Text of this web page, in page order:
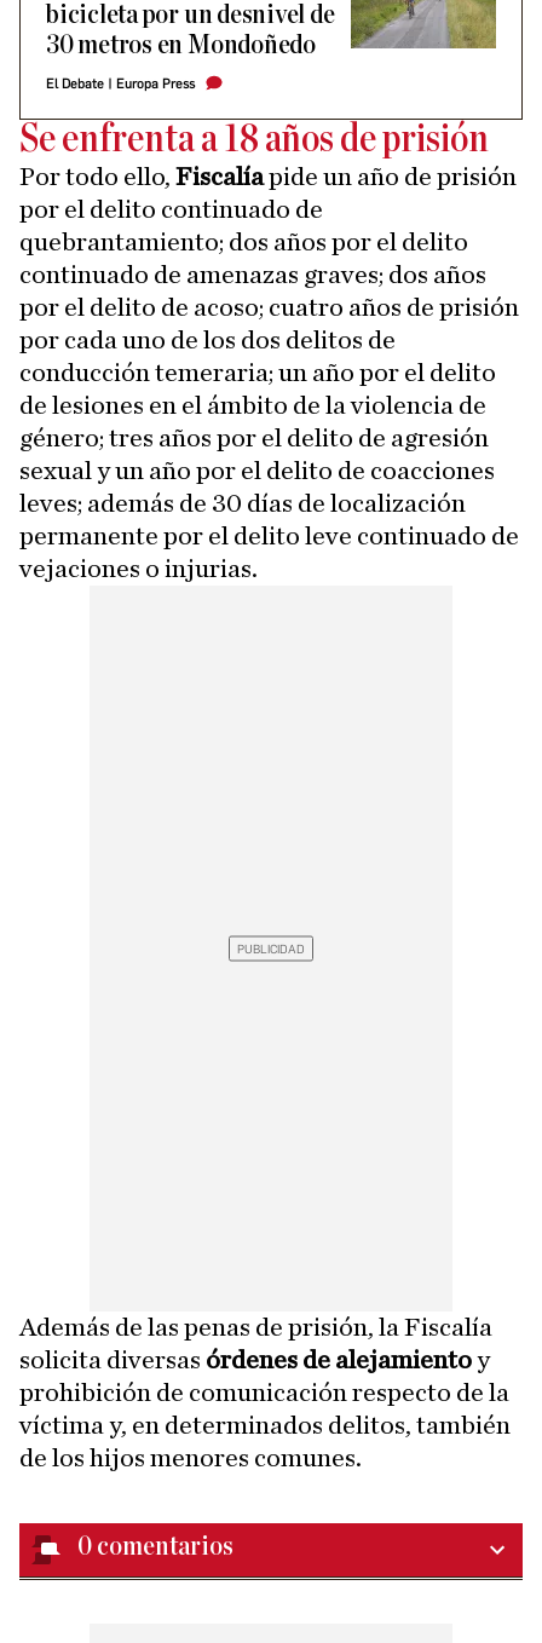
bicicleta por un desnivel de
30 metros en Mondoñedo
El Debate | Europa Press
Se enfrenta a 18 años de prisión
Por todo ello, Fiscalíapide un año de prisión
por el delito continuado de
quebrantamiento; dos años por el delito
continuado de amenazas graves; dos años
por el delito de acoso; cuatro años de prisión
por cada uno de los dos delitos de
conducción temeraria; un año por el delito
de lesiones en el ámbito de la violencia de
género; tres años por el delito de agresión
sexual y un año por el delito de coacciones
leves; además de 30 días de localización
permanente por el delito leve continuado de
vejaciones o injurias.
Además de las penas de prisión, la Fiscalía
solicita diversas órdenes de alejamientoy
prohibición de comunicación respecto de la
víctima y, en determinados delitos, también
de los hijos menores comunes.
0 comentarios